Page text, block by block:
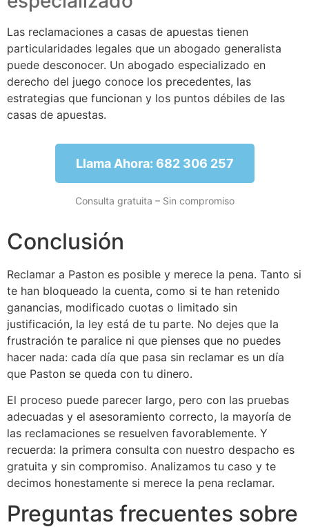
Las reclamaciones a casas de apuestas tienen
particularidades legales que un abogado generalista
puede desconocer. Un abogado especializado en
derecho del juego conoce los precedentes, las
estrategias que funcionan y los puntos débiles de las
casas de apuestas.
Llama Ahora: 682 306 257
Consulta gratuita – Sin compromiso
Conclusión
Reclamar a Paston es posible y merece la pena. Tanto si
te han bloqueado la cuenta, como si te han retenido
ganancias, modificado cuotas o limitado sin
justificación, la ley está de tu parte. No dejes que la
frustración te paralice ni que pienses que no puedes
hacer nada: cada día que pasa sin reclamar es un día
que Paston se queda con tu dinero.
El proceso puede parecer largo, pero con las pruebas
adecuadas y el asesoramiento correcto, la mayoría de
las reclamaciones se resuelven favorablemente. Y
recuerda: la primera consulta con nuestro despacho es
gratuita y sin compromiso. Analizamos tu caso y te
decimos honestamente si merece la pena reclamar.
Preguntas frecuentes sobre